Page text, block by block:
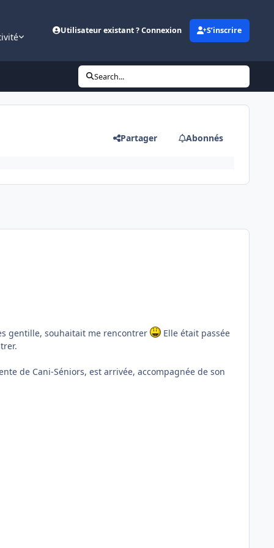
Utilisateur existant ? Connexion S’inscrire
Search...
Partager Abonnés
gentille, souhaitait me rencontrer
Elle était passée
de Cani-Séniors, est arrivée, accompagnée de son